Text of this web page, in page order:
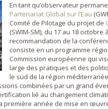
En tant qu’observateur
Partenariat Global sur l’Eau
Comité de Pilotage du projet de
(SWIM-SM), du 17 au 18
recommandation de la
consiste en un programme
Commission européenne qui
large des pratiques et des
le sud de la région
combinées par un grand
lié au changement
première année de mise en